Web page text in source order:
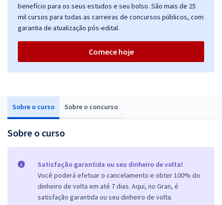
Sobre o curso Sobre o concurso
Sobre o curso
Satisfação garantida ou seu dinheiro de volta!
Você poderá efetuar o cancelamento e obter 100% do
dinheiro de volta em até 7 dias. Aqui, no Gran, é
satisfação garantida ou seu dinheiro de volta.
benefício para os seus estudos e seu bolso. São mais de 25
mil cursos para todas as carreiras de concursos públicos, com
garantia de atualização pós-edital.
Comece hoje